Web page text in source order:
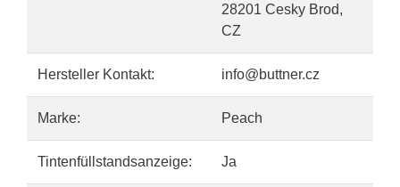
28201 Cesky Brod,
CZ
Hersteller Kontakt: info@buttner.cz
Marke: Peach
Tintenfüllstandsanzeige: Ja